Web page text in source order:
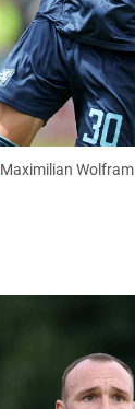
Maximilian Wolfram